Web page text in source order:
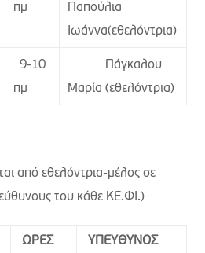
πμ
Παπούλια
Ιωάννα(εθελόντρια)
9-10
πμ
Πάγκαλου
Μαρία (εθελόντρια)
από εθελόντρια-μέλος σε
του κάθε ΚΕ.ΦΙ.)
ΩΡΕΣ
ΥΠΕΥΘΥΝΟΣ